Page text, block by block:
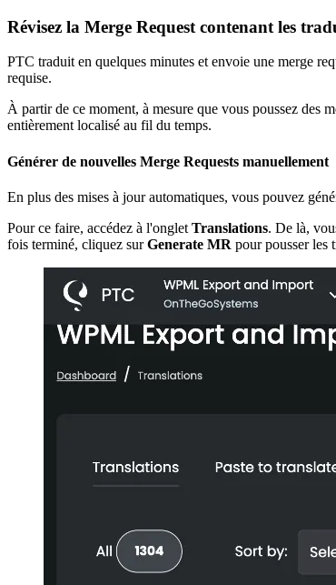
Révisez la Merge Request contenant les
PTC traduit en quelques minutes et envoie une merge
requise.
À partir de ce moment, à mesure que vous poussez des
entièrement localisé au fil du temps.
Générer de nouvelles Merge Requests manuellement
En plus des mises à jour automatiques, vous pouvez
Pour ce faire, accédez à l'onglet Translations. De là,
fois terminé, cliquez surGenerate MR pour pousser les